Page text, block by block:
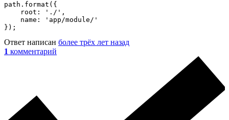
path.format({
    root: './',
    name: 'app/module/'
});
Ответ написан более трёх лет назад
1 комментарий